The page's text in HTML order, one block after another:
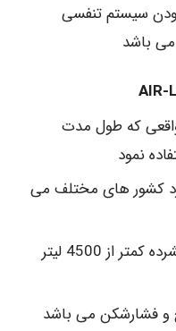
سیستم تنفسی
می باشد
که طول مدت
نمود
کشور های مختلف می
ظرفیت سیلندر یا منبع هوای فشرده کمتر از 4500 لیتر
و فشارشکن می باشد